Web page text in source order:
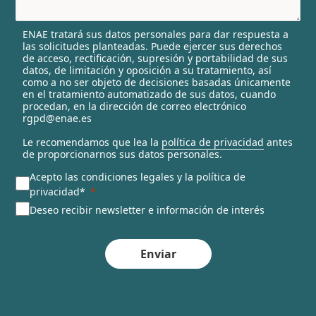
l
e
c
t
e
d
ENAE tratará sus datos personales para dar respuesta a
las solicitudes planteadas. Puede ejercer sus derechos
de acceso, rectificación, supresión y portabilidad de sus
datos, de limitación y oposición a su tratamiento, así
como a no ser objeto de decisiones basadas únicamente
en el tratamiento automatizado de sus datos, cuando
procedan, en la dirección de correo electrónico
rgpd@enae.es
Le recomendamos que lea la política de privacidad antes
de proporcionarnos sus datos personales.
Acepto las condiciones legales y la política de
privacidad*
Deseo recibir newsletter e información de interés
Enviar